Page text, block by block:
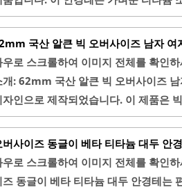
품입니다. 안경을..
니다. 또한, 오버사이즈 디자인은 얼굴
의 매력을 더해줍니다.안경테의 탄력
이 뛰어납니다. 다양한 사이즈 옵션이
다. 이 제품은 모니터 작업이나 운전
외선 차단 기능이 있어 야외 활동 시에
션 아이템으로 활용하기에 적합합니다
국산 알큰 빅 오버사이즈 남자 여
우로 스크롤하여 이미지 전체를 확인
개: 62mm 국산 알큰 빅 오버사이즈
자인으로 제작되었습니다. 이 제품은
제공합니다. 또한, 가벼운 무게로 장
재로 제작되어 오랜 사용에도 변형이
어 개인의 시력에 맞게 조정할 수 있습
감을 더해줍니다.세련된 디자인으로
버사이즈 동글이 베타 티타늄 대두 안
우로 스크롤하여 이미지 전체를 확인
즈 동글이 베타 티타늄 대두 안경테는